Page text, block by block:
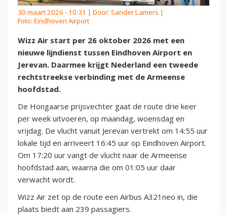
30 maart 2026 - 10:31 | Door: Sander Lamers |
Foto: Eindhoven Airport
Wizz Air start per 26 oktober 2026 met een
nieuwe lijndienst tussen Eindhoven Airport en
Jerevan. Daarmee krijgt Nederland een tweede
rechtstreekse verbinding met de Armeense
hoofdstad.
De Hongaarse prijsvechter gaat de route drie keer
per week uitvoeren, op maandag, woensdag en
vrijdag. De vlucht vanuit Jerevan vertrekt om 14:55 uur
lokale tijd en arriveert 16:45 uur op Eindhoven Airport.
Om 17:20 uur vangt de vlucht naar de Armeense
hoofdstad aan, waarna die om 01:05 uur daar
verwacht wordt.
Wizz Air zet op de route een Airbus A321neo in, die
plaats biedt aan 239 passagiers.